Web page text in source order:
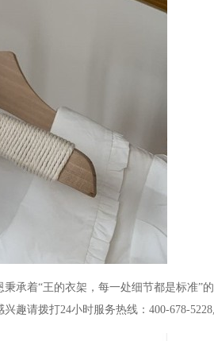
承着“王的衣架，每一处细节都是标准”
趣请拨打24小时服务热线：400-678-